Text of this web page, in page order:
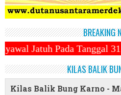
BREAKING
31 Maret 2025
KILAS BALIK
Kilas Balik Bung Karno -